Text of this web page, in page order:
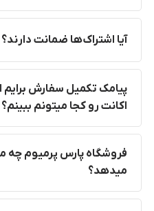
آیا اشتراک‌ها ضمانت دارند؟
پیامک تکمیل سفارش برایم
اکانت رو کجا میتونم ببینم؟
فروشگاه پارس پرمیوم چه
میدهد؟